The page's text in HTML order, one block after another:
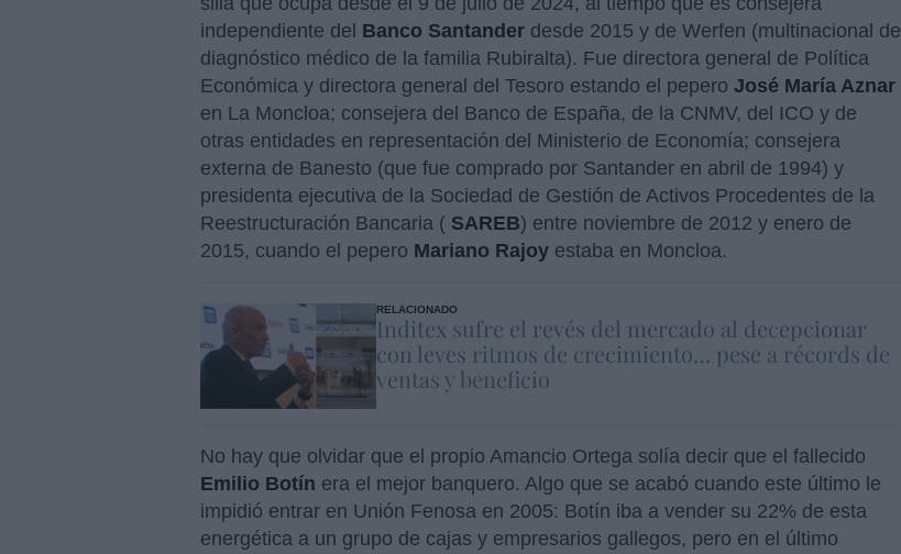
independiente del Banco Santander desde 2015 y de Werfen (multinacional de
diagnóstico médico de la familia Rubiralta). Fue directora general de Política
Económica y directora general del Tesoro estando el pepero José María Aznar
en La Moncloa; consejera del Banco de España, de la CNMV, del ICO y de
otras entidades en representación del Ministerio de Economía; consejera
externa de Banesto (que fue comprado por Santander en abril de 1994) y
presidenta ejecutiva de la Sociedad de Gestión de Activos Procedentes de la
Reestructuración Bancaria ( SAREB) entre noviembre de 2012 y enero de
2015, cuando el pepero Mariano Rajoy estaba en Moncloa.
RELACIONADO
Inditex sufre el revés del mercado al decepcionar
con leves ritmos de crecimiento… pese a récords de
ventas y beneficio
No hay que olvidar que el propio Amancio Ortega solía decir que el fallecido
Emilio Botín era el mejor banquero. Algo que se acabó cuando este último le
impidió entrar en Unión Fenosa en 2005: Botín iba a vender su 22% de esta
energética a un grupo de cajas y empresarios gallegos, pero en el último